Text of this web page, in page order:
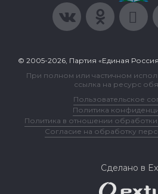
© 2005-2026, Партия «Единая
При полном или частичном
ссылка на ресурс
Пользовательское
Политика
Политика в отношении
Согласие на обработку
Сделано в